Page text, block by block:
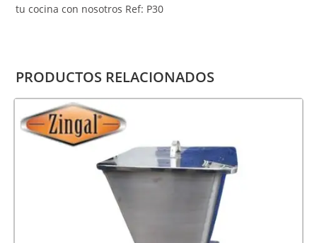
tu cocina con nosotros Ref: P30
PRODUCTOS RELACIONADOS